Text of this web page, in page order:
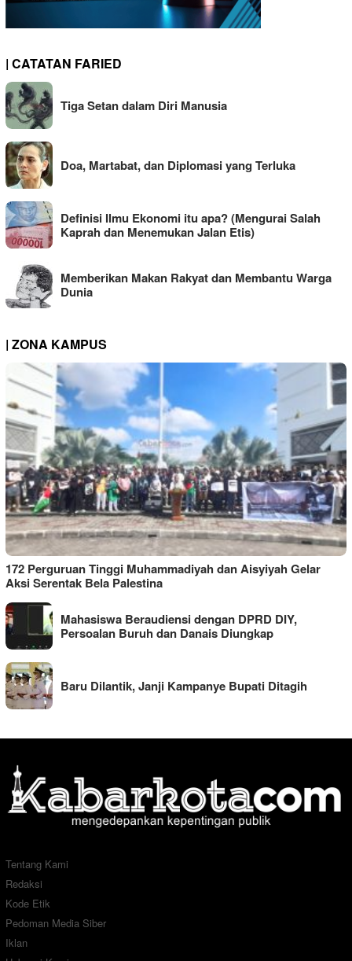
| CATATAN FARIED
Tiga Setan dalam Diri Manusia
Doa, Martabat, dan Diplomasi yang Terluka
Definisi Ilmu Ekonomi itu apa? (Mengurai Salah
Kaprah dan Menemukan Jalan Etis)
Memberikan Makan Rakyat dan Membantu Warga
Dunia
| ZONA KAMPUS
172 Perguruan Tinggi Muhammadiyah dan Aisyiyah Gelar
Aksi Serentak Bela Palestina
Mahasiswa Beraudiensi dengan DPRD DIY,
Persoalan Buruh dan Danais Diungkap
Baru Dilantik, Janji Kampanye Bupati Ditagih
Tentang Kami
Redaksi
Kode Etik
Pedoman Media Siber
Iklan